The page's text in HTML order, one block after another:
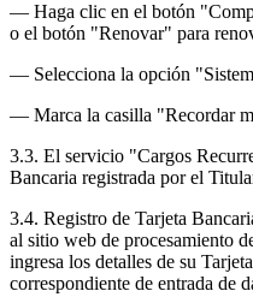
— Haga clic en el botón
o el botón "Renovar" para
— Selecciona la opción
— Marca la casilla "Recordar
3.3. El servicio "Cargos
Bancaria registrada por el
3.4. Registro de Tarjeta
al sitio web de procesamiento
ingresa los detalles de su
correspondiente de entrada de